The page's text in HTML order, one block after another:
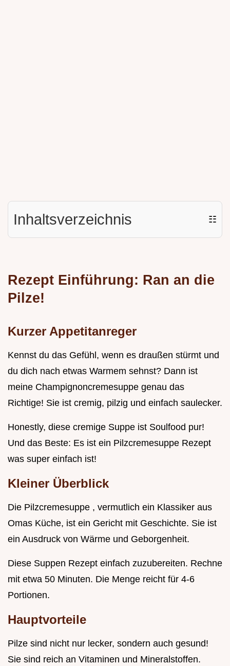
Inhaltsverzeichnis ☷
Rezept Einführung: Ran an die
Pilze!
Kurzer Appetitanreger
Kennst du das Gefühl, wenn es draußen stürmt und
du dich nach etwas Warmem sehnst? Dann ist
meine Champignoncremesuppe genau das
Richtige! Sie ist cremig, pilzig und einfach saulecker.
Honestly, diese cremige Suppe ist Soulfood pur!
Und das Beste: Es ist ein Pilzcremesuppe Rezept
was super einfach ist!
Kleiner Überblick
Die Pilzcremesuppe , vermutlich ein Klassiker aus
Omas Küche, ist ein Gericht mit Geschichte. Sie ist
ein Ausdruck von Wärme und Geborgenheit.
Diese Suppen Rezept einfach zuzubereiten. Rechne
mit etwa 50 Minuten. Die Menge reicht für 4-6
Portionen.
Hauptvorteile
Pilze sind nicht nur lecker, sondern auch gesund!
Sie sind reich an Vitaminen und Mineralstoffen.